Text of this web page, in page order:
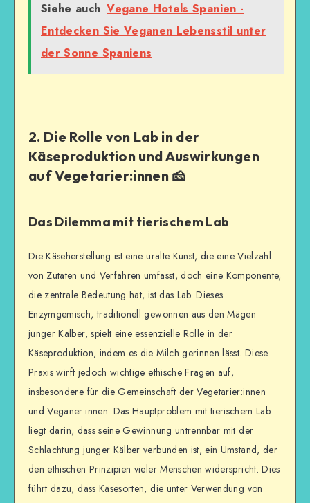
Siehe auch Vegane Hotels Spanien -
Entdecken Sie Veganen Lebensstil unter
der Sonne Spaniens
2. Die Rolle von Lab in der
Käseproduktion und Auswirkungen
auf Vegetarier:innen 🧀
Das Dilemma mit tierischem Lab
Die Käseherstellung ist eine uralte Kunst, die eine Vielzahl
von Zutaten und Verfahren umfasst, doch eine Komponente,
die zentrale Bedeutung hat, ist das Lab. Dieses
Enzymgemisch, traditionell gewonnen aus den Mägen
junger Kälber, spielt eine essenzielle Rolle in der
Käseproduktion, indem es die Milch gerinnen lässt. Diese
Praxis wirft jedoch wichtige ethische Fragen auf,
insbesondere für die Gemeinschaft der Vegetarier:innen
und Veganer:innen. Das Hauptproblem mit tierischem Lab
liegt darin, dass seine Gewinnung untrennbar mit der
Schlachtung junger Kälber verbunden ist, ein Umstand, der
den ethischen Prinzipien vieler Menschen widerspricht. Dies
führt dazu, dass Käsesorten, die unter Verwendung von